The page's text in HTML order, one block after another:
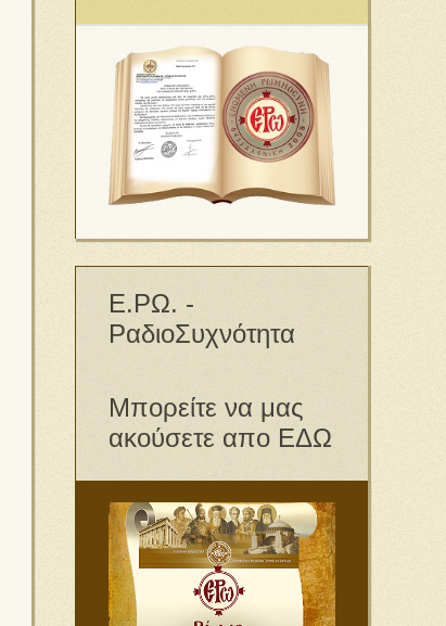
Ε.ΡΩ. -
ΡαδιοΣυχνότητα
Μπορείτε να μας
ακούσετε απο ΕΔΩ